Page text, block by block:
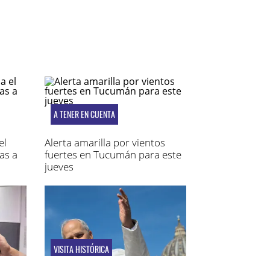
a
A TENER EN CUENTA
Alerta amarilla por vientos
fuertes en Tucumán para este
jueves
VISITA HISTÓRICA